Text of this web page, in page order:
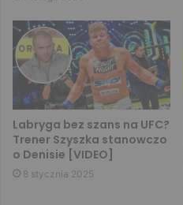
Labryga bez szans na UFC?
Trener Szyszka stanowczo
o Denisie [VIDEO]
8 stycznia 2025